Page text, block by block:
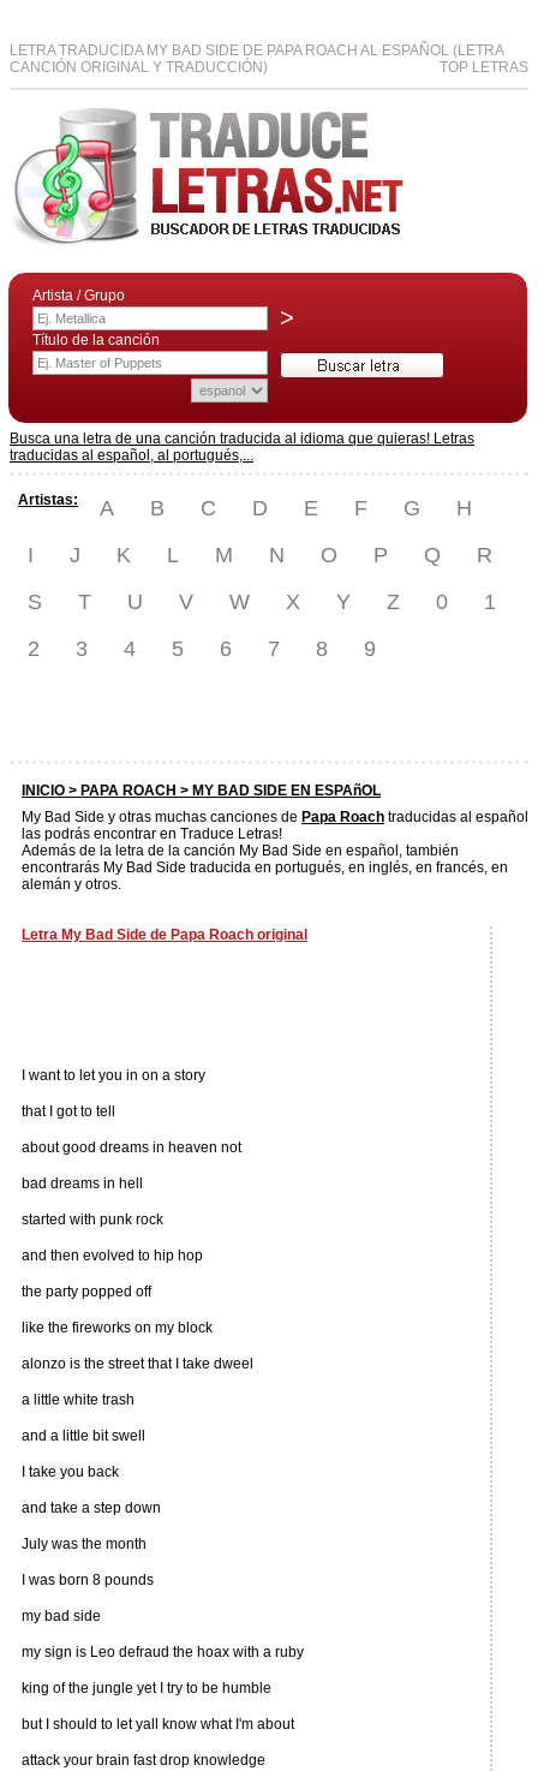
LETRA TRADUCIDA MY BAD SIDE DE PAPA ROACH AL ESPAÑOL (LETRA
CANCIÓN ORIGINAL Y TRADUCCIÓN)
TOP LETRAS
Artista / Grupo
>
Título de la canción
Busca una letra de una canción traducida al idioma que quieras! Letras
traducidas al español, al portugués,...
Artistas: A B C D E F G
H
I
J K L M N O P Q
R
S
T U V W X Y Z 0
1
2
3 4 5 6 7 8 9
INICIO > PAPA ROACH > MY BAD SIDE EN ESPAñOL
My Bad Side y otras muchas canciones de Papa Roach traducidas al español
las podrás encontrar en Traduce Letras!
Además de la letra de la canción My Bad Side en español, también
encontrarás My Bad Side traducida en portugués, en inglés, en francés, en
alemán y otros.
Letra My Bad Side de Papa Roach original
I want to let you in on a story
that I got to tell
about good dreams in heaven not
bad dreams in hell
started with punk rock
and then evolved to hip hop
the party popped off
like the fireworks on my block
alonzo is the street that I take dweel
a little white trash
and a little bit swell
I take you back
and take a step down
July was the month
I was born 8 pounds
my bad side
my sign is Leo defraud the hoax with a ruby
king of the jungle yet I try to be humble
but I should to let yall know what I'm about
attack your brain fast drop knowledge